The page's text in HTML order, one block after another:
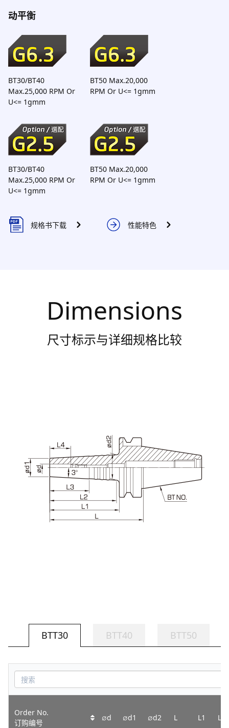
动平衡
BT30/BT40
Max.25,000 RPM Or
U<= 1gmm
BT50 Max.20,000
RPM Or U<= 1gmm
BT30/BT40
Max.25,000 RPM Or
U<= 1gmm
BT50 Max.20,000
RPM Or U<= 1gmm
规格书下载 性能特色
Dimensions
尺寸标示与详细规格比较
BTT30 BTT40 BTT50
Order No.
订购编号
∅d ∅d1 ∅d2 L L1 L2